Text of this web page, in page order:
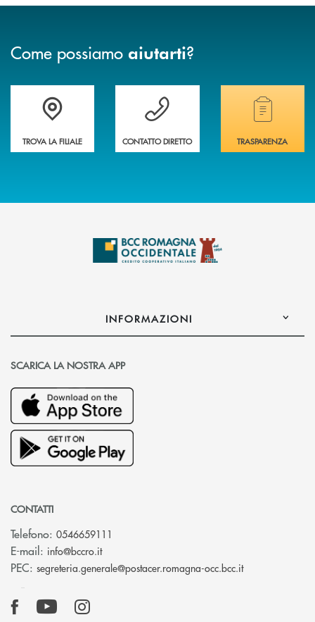
Come possiamo aiutarti?
Accedi all' elenco completo delle filiali della banca.
TROVA LA FILIALE
Hai bisogno di assistenza immediata?
CONTATTO DIRETTO
Hai bisogno di
TRASPARENZA
INFORMAZIONI
SCARICA LA NOSTRA APP
CONTATTI
Telefono: 0546659111
E-mail: info@bccro.it(si apre l’app di posta elettronica)
PEC: segreteria.generale@postacer.romagna-occ.bcc.it(si apre l’app